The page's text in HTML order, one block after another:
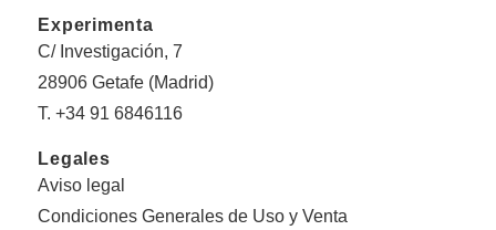
Experimenta
C/ Investigación, 7
28906 Getafe (Madrid)
T. +34 91 6846116
Legales
Aviso legal
Condiciones Generales de Uso y Venta